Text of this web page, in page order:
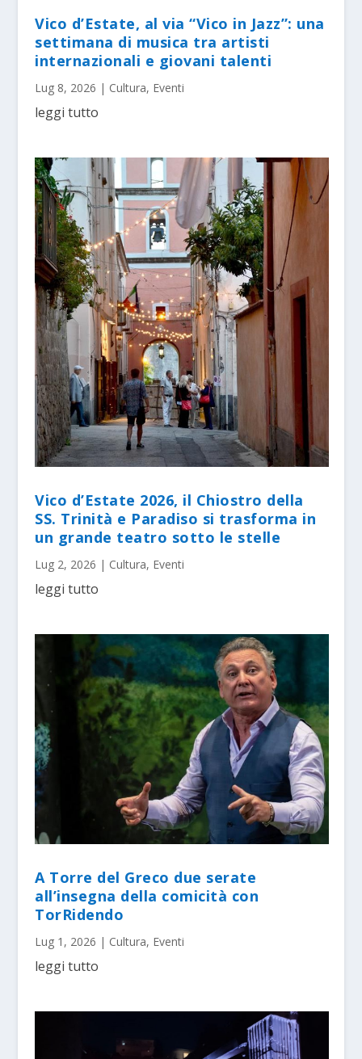
Vico d’Estate, al via “Vico in Jazz”: una
settimana di musica tra artisti
internazionali e giovani talenti
Lug 8, 2026 | Cultura, Eventi
leggi tutto
Vico d’Estate 2026, il Chiostro della
SS. Trinità e Paradiso si trasforma in
un grande teatro sotto le stelle
Lug 2, 2026 | Cultura, Eventi
leggi tutto
A Torre del Greco due serate
all’insegna della comicità con
TorRidendo
Lug 1, 2026 | Cultura, Eventi
leggi tutto